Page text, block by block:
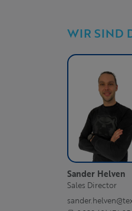
WIR SIND
Sander Helven
Sales Director